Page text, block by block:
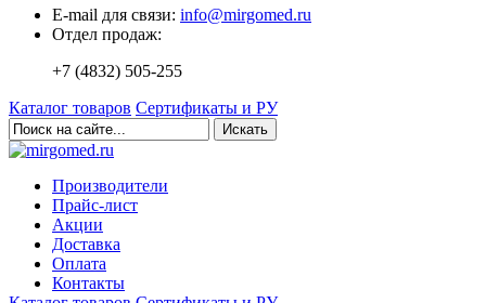
E-mail для связи: info@mirgomed.ru
Отдел продаж:
+7 (4832) 505-255
Каталог товаров Сертификаты и РУ
Искать
Производители
Прайс-лист
Акции
Доставка
Оплата
Контакты